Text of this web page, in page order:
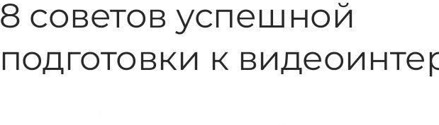
8 советов успешной
подготовки к